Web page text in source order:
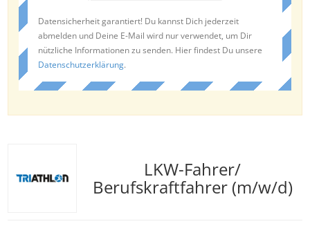
Datensicherheit garantiert! Du kannst Dich jederzeit
abmelden und Deine E-Mail wird nur verwendet, um Dir
nützliche Informationen zu senden. Hier findest Du unsere
Datenschutzerklärung.
LKW-Fahrer/
Berufskraftfahrer (m/w/d)